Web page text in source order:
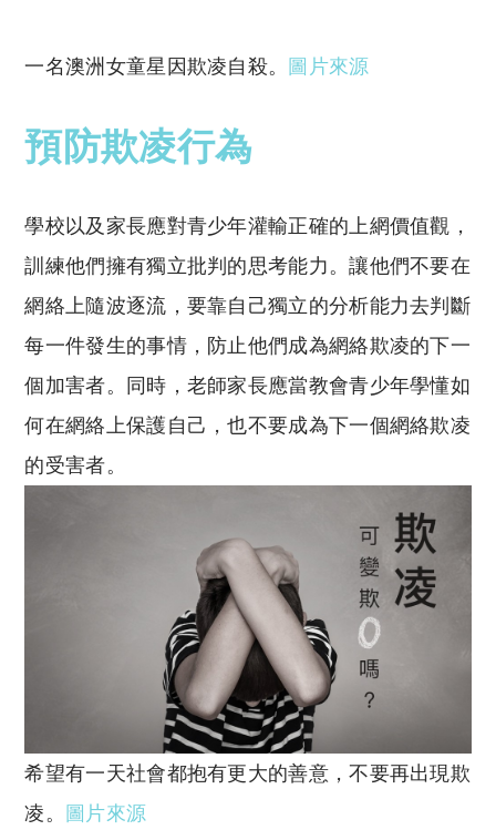
一名澳洲女童星因欺凌自殺。 圖片來源
預防欺凌行為
學校以及家長應對青少年灌輸正確的上網價值觀，
訓練他們擁有獨立批判的思考能力。讓他們不要在
網絡上隨波逐流，要靠自己獨立的分析能力去判斷
每一件發生的事情，防止他們成為網絡欺凌的下一
個加害者。同時，老師家長應當教會青少年學懂如
何在網絡上保護自己，也不要成為下一個網絡欺凌
的受害者。
希望有一天社會都抱有更大的善意，不要再出現欺
凌。
圖片來源